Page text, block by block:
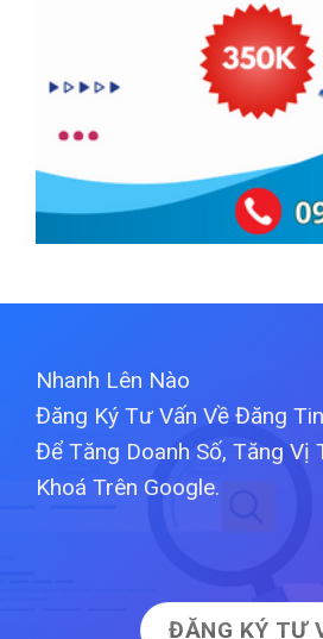
Nhanh Lên Nào
Đăng Ký Tư Vấn Về Đăng
Để Tăng Doanh Số, Tăng Vị
Khoá Trên Google.
ĐĂNG KÝ TƯ